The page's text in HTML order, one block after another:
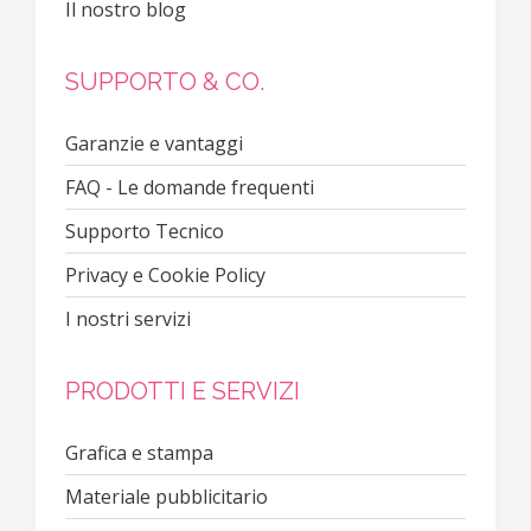
Il nostro blog
SUPPORTO & CO.
Garanzie e vantaggi
FAQ - Le domande frequenti
Supporto Tecnico
Privacy e Cookie Policy
I nostri servizi
PRODOTTI E SERVIZI
Grafica e stampa
Materiale pubblicitario